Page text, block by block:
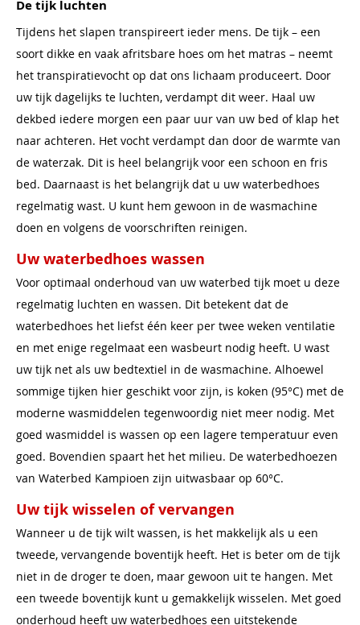
De tijk luchten
Tijdens het slapen transpireert ieder mens. De tijk – een
soort dikke en vaak afritsbare hoes om het matras – neemt
het transpiratievocht op dat ons lichaam produceert. Door
uw tijk dagelijks te luchten, verdampt dit weer. Haal uw
dekbed iedere morgen een paar uur van uw bed of klap het
naar achteren. Het vocht verdampt dan door de warmte van
de waterzak. Dit is heel belangrijk voor een schoon en fris
bed. Daarnaast is het belangrijk dat u uw waterbedhoes
regelmatig wast. U kunt hem gewoon in de wasmachine
doen en volgens de voorschriften reinigen.
Uw waterbedhoes wassen
Voor optimaal onderhoud van uw waterbed tijk moet u deze
regelmatig luchten en wassen. Dit betekent dat de
waterbedhoes het liefst één keer per twee weken ventilatie
en met enige regelmaat een wasbeurt nodig heeft. U wast
uw tijk net als uw bedtextiel in de wasmachine. Alhoewel
sommige tijken hier geschikt voor zijn, is koken (95°C) met de
moderne wasmiddelen tegenwoordig niet meer nodig. Met
goed wasmiddel is wassen op een lagere temperatuur even
goed. Bovendien spaart het het milieu. De waterbedhoezen
van Waterbed Kampioen zijn uitwasbaar op 60°C.
Uw tijk wisselen of vervangen
Wanneer u de tijk wilt wassen, is het makkelijk als u een
tweede, vervangende boventijk heeft. Het is beter om de tijk
niet in de droger te doen, maar gewoon uit te hangen. Met
een tweede boventijk kunt u gemakkelijk wisselen. Met goed
onderhoud heeft uw waterbedhoes een uitstekende